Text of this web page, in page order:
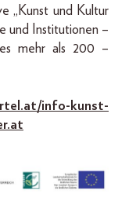
„Kunst und Kultur
und Institutionen –
mehr als 200 –
info-kunst-